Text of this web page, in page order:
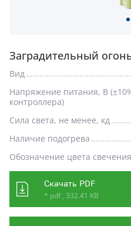
Заградительный
Вид
Напряжение питания, В
контроллера)
Сила света, не менее, кд
Наличие подогрева
Обозначение цвета свечения
Скачать PDF
* pdf , 332.41 KB